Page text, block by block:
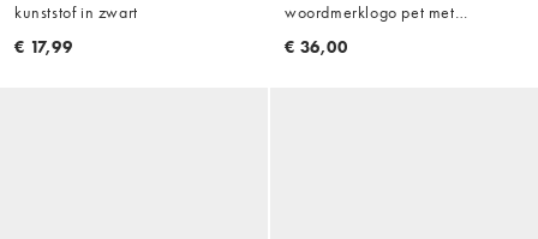
kunststof in zwart
€ 17,99
woordmerklogo pet met
contrasterende klep in
€ 36,00